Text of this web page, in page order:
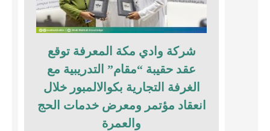
شركة وادي مكة المعرفة توقع
عقد حقيبة “مقام” التدريبية مع
الغرفة التجارية بكوالالمبور خلال
انعقاد مؤتمر ومعرض خدمات الحج
والعمرة